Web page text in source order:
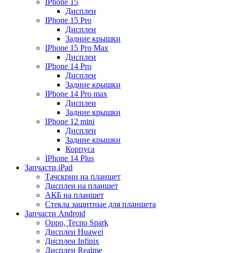
IPhone 15
Дисплеи
IPhone 15 Pro
Дисплеи
Задние крышки
IPhone 15 Pro Max
Дисплеи
IPhone 14 Pro
Дисплеи
Задние крышки
IPhone 14 Pro max
Дисплеи
Задние крышки
IPhone 12 mini
Дисплеи
Задние крышки
Корпуса
IPhone 14 Plus
Запчасти iPad
Тачскрин на планшет
Дисплеи на планшет
АКБ на планшет
Стекла защитные для планшета
Запчасти Android
Oppo, Tecno Spark
Дисплеи Huawei
Дисплеи Infinix
Дисплеи Realme